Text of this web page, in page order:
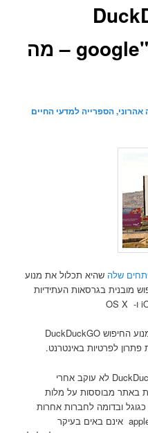
google" search engine – מה
אהרוני, הספרייה למדעי החיים
שהיא תכלול את מנוע
מובנית בגרסאות העתידיות
החלטתה של APPLE להטמיע את מנוע החיפוש DuckDuckGO
שלא כגוגל ומנועי חיפוש אחרים DuckDuckGO לא עוקב אחרי
באתר מבוססות על מלות
ובדומה לחברות אחרות
כגון אמזון ומיקרוסופט , הרווחים של apple אינם באים בעיקר